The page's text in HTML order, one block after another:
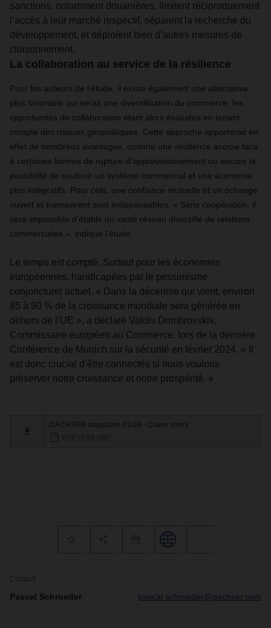
sanctions, notamment douanières, limitent réciproquement
l’accès à leur marché respectif, séparent la recherche du
développement, et déploient bien d’autres mesures de
cloisonnement.
La collaboration au service de la résilience
Pour les auteurs de l’étude, il existe également une alternative
plus favorable qui serait une diversification du commerce, les
opportunités de collaboration étant alors évaluées en tenant
compte des risques géopolitiques. Cette approche apporterait en
effet de nombreux avantages, comme une résilience accrue face
à certaines formes de rupture d’approvisionnement ou encore la
possibilité de soutenir un système commercial et une économie
plus intégratifs. Pour cela, une confiance mutuelle et un échange
ouvert et transparent sont indispensables. « Sans coopération, il
sera impossible d’établir un vaste réseau diversifié de relations
commerciales », indique l’étude.
Le temps est compté. Surtout pour les économies
européennes, handicapées par le pessimisme
conjoncturel actuel. « Dans la décennie qui vient, environ
85 à 90 % de la croissance mondiale sera générée en
dehors de l’UE », a déclaré Valdis Dombrovskis,
Commissaire européen au Commerce, lors de la dernière
Conférence de Munich sur la sécurité en février 2024. « Il
est donc crucial d’être connectés si nous voulons
préserver notre croissance et notre prospérité. »
Contact
Pascal Schroeder pascal.schroeder@dachser.com